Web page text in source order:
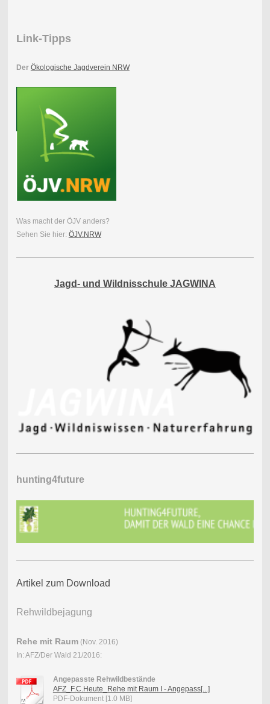
Link-Tipps
Der Ökologische Jagdverein NRW
Was macht der ÖJV anders?
Sehen Sie hier: ÖJV.NRW
Jagd- und Wildnisschule JAGWINA
hunting4future
Artikel zum Download
Rehwildbejagung
Rehe mit Raum (Nov. 2016)
In: AFZ/Der Wald 21/2016:
Angepasste Rehwildbestände
AFZ_F.C.Heute_Rehe mit Raum I - Angepass[...]
PDF-Dokument [1.0 MB]